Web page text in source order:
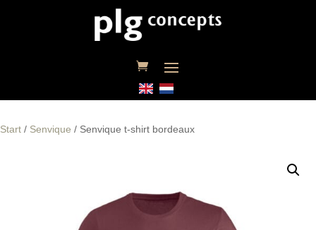
Start / Senvique / Senvique t-shirt bordeaux